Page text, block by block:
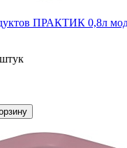
ПРАКТИК 0,8л